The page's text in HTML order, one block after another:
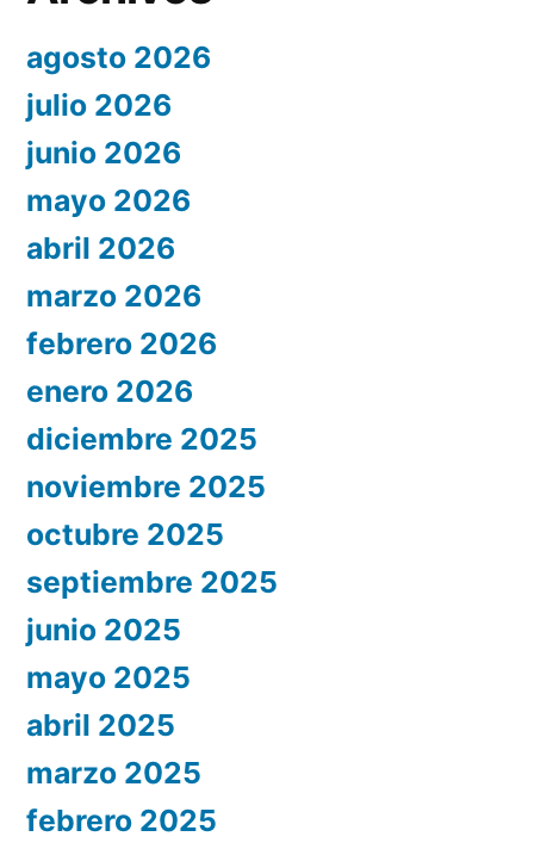
agosto 2026
julio 2026
junio 2026
mayo 2026
abril 2026
marzo 2026
febrero 2026
enero 2026
diciembre 2025
noviembre 2025
octubre 2025
septiembre 2025
junio 2025
mayo 2025
abril 2025
marzo 2025
febrero 2025